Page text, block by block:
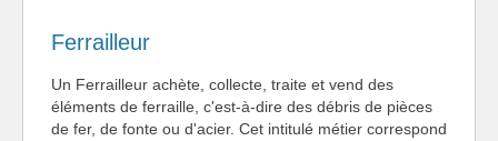
Ferrailleur
Un Ferrailleur achète, collecte, traite et vend des
éléments de ferraille, c'est-à-dire des débris de pièces
de fer, de fonte ou d'acier. Cet intitulé métier correspond